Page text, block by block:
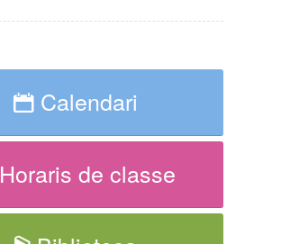
Calendari
Horaris de classe